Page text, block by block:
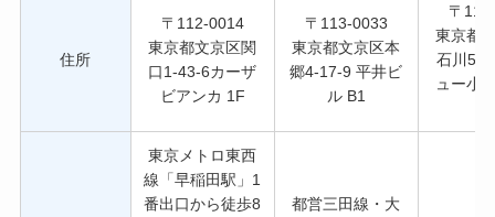
住所
〒112-0014
東京都文京区関
口1-43-6カーザ
ビアンカ 1F
〒113-0033
東京都文京区本
郷4-17-9 平井ビ
ル B1
〒
東京都
石川5-
ュー小
東京メトロ東西
線「早稲田駅」1
番出口から徒歩8
都営三田線・大